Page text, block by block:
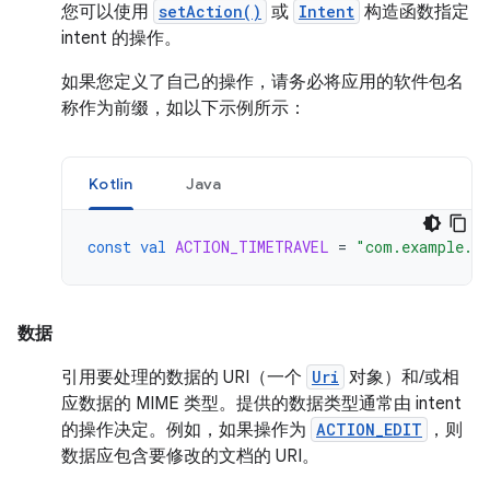
您可以使用 setAction() 或 Intent 构造函数指定
intent 的操作。
如果您定义了自己的操作，请务必将应用的软件包名
称作为前缀，如以下示例所示：
Kotlin Java
const val ACTION_TIMETRAVEL =
数据
引用要处理的数据的 URI（一个 Uri 对象）和/或相
应数据的 MIME 类型。提供的数据类型通常由 intent
的操作决定。例如，如果操作为 ACTION_EDIT
，则
数据应包含要修改的文档的 URI。